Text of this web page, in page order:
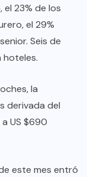
23% de los
el 29%
Seis de
hoteles.
la
derivada del
US $690
este mes entró